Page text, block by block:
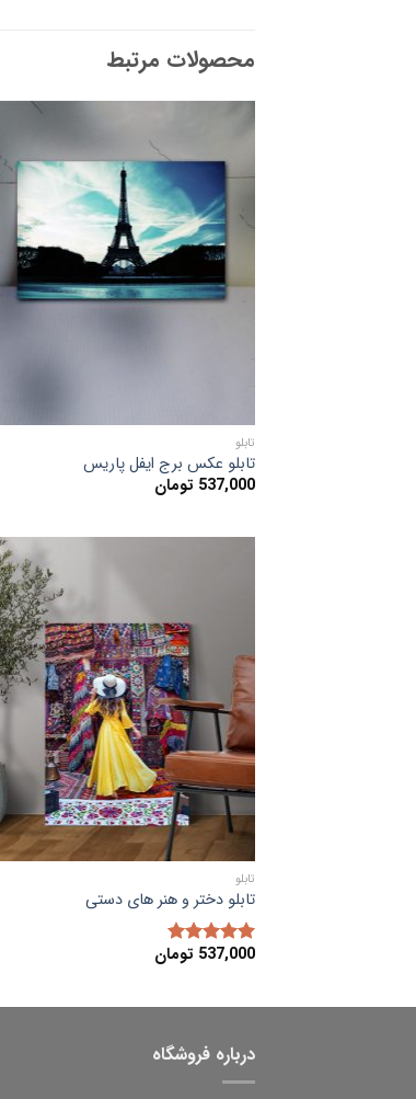
محصولات مرتبط
به
علاقه
مندی
ها
تابلو
تابلو عکس برج ایفل پاریس
537,000 تومان
افزودن
به
علاقه
مندی
تابلو
تابلو دختر و هنر های دستی
امتیاز5.00537,000 تومان
درباره فروشگاه